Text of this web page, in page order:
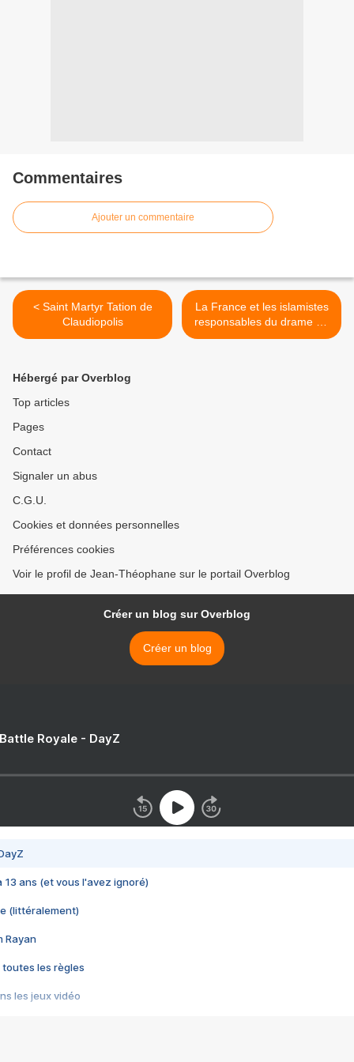
Commentaires
Ajouter un commentaire
< Saint Martyr Tation de
Claudiopolis
La France et les islamistes
responsables du drame de
Lampedusa >
Hébergé par Overblog
Top articles
Pages
Contact
Signaler un abus
C.G.U.
Cookies et données personnelles
Préférences cookies
Voir le profil de Jean-Théophane sur le portail Overblog
Créer un blog sur Overblog
Créer un blog
Royale - DayZ
13 ans (et vous l'avez ignoré)
(littéralement)
Rayan
toutes les règles
les jeux vidéo